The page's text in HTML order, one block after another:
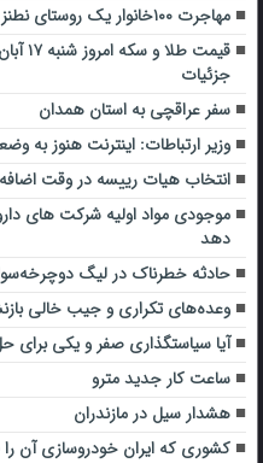
مهاجرت ۱۰۰خانوار یک روستای نطنز به دلیل ناهماهنگی مسئولان
جزئیات
سفر عراقچی به استان همدان
وزیر ارتباطات: اینترنت هنوز به
انتخاب هیات رییسه در وقت
دهد
حادثه خطرناک در لیگ
وعده‌های تکراری و جیب خالی
آیا سیاستگذاری صفر و یکی برای
ساعت کار جدید مترو
هشدار سیل در مازندران
کشوری که ایران خودروسازی آن